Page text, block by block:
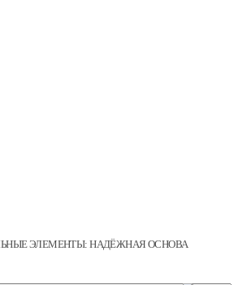
ЭЛЕМЕНТЫ: НАДЁЖНАЯ ОСНОВА